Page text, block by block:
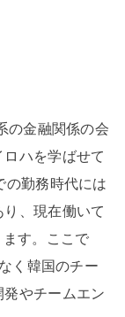
の金融関係の会
ハを学ばせて
の勤務時代には
、現在働いて
す。ここで
く韓国のチー
やチームエン